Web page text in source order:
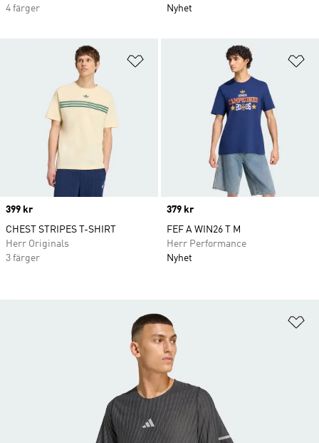
4 färger
Nyhet
Lägg till på önskelistan
Price
399 kr
CHEST STRIPES T-SHIRT
Herr Originals
3 färger
Price
379 kr
FEF A WIN26 T M
Herr Performance
Nyhet